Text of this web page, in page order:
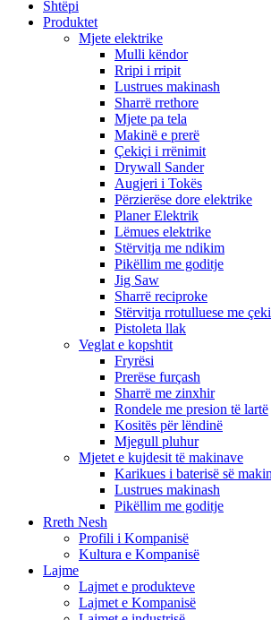
Shtëpi
Produktet
Mjete elektrike
Mulli këndor
Rripi i rripit
Lustrues makinash
Sharrë rrethore
Mjete pa tela
Makinë e prerë
Çekiçi i rrënimit
Drywall Sander
Augjeri i Tokës
Përzierëse dore elektrike
Planer Elektrik
Lëmues elektrike
Stërvitja me ndikim
Pikëllim me goditje
Jig Saw
Sharrë reciproke
Stërvitja rrotulluese me
Pistoleta llak
Veglat e kopshtit
Fryrësi
Prerëse furçash
Sharrë me zinxhir
Rondele me presion të lartë
Kositës për lëndinë
Mjegull pluhur
Mjetet e kujdesit të makinave
Karikues i baterisë së
Lustrues makinash
Pikëllim me goditje
Rreth Nesh
Profili i Kompanisë
Kultura e Kompanisë
Lajme
Lajmet e produkteve
Lajmet e Kompanisë